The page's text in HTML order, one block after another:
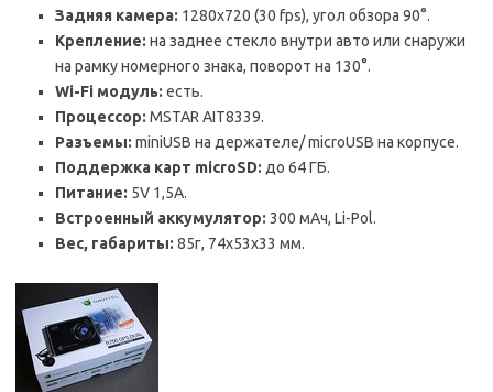
Задняя камера: 1280х720 (30 fps), угол обзора 90°.
Крепление: на заднее стекло внутри авто или снаружи
на рамку номерного знака, поворот на 130°.
Wi-Fi модуль: есть.
Процессор: MSTAR AIT8339.
Разъемы: miniUSB на держателе/ microUSB на корпусе.
Поддержка карт microSD: до 64 ГБ.
Питание: 5V 1,5A.
Встроенный аккумулятор: 300 мАч, Li-Pol.
Вес, габариты: 85г, 74х53х33 мм.